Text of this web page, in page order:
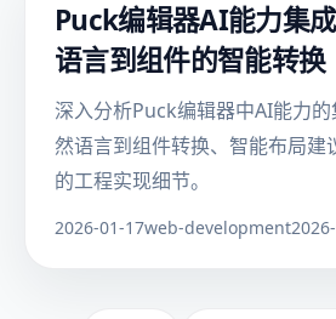
Puck编辑器AI能力集
语言到组件的智能转换
深入分析Puck编辑器中AI能力
然语言到组件转换、智能布局建
的工程实现细节。
2026-01-17web-development